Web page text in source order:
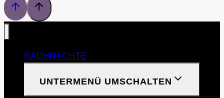
RAUHNÄCHTE
UNTERMENÜ UMSCHALTEN